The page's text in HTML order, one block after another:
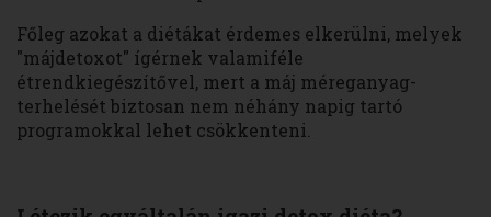
Főleg azokat a diétákat érdemes elkerülni, melyek
"májdetoxot" ígérnek valamiféle
étrendkiegészítővel, mert a máj méreganyag-
terhelését biztosan nem néhány napig tartó
programokkal lehet csökkenteni.